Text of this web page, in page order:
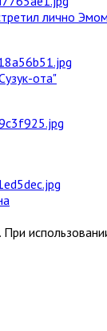
лично
ота"